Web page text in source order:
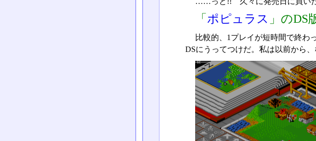
「 ポピュラス 」のDS
比較的、1プレイが短時間で終わ
DSにうってつけだ。私は以前から